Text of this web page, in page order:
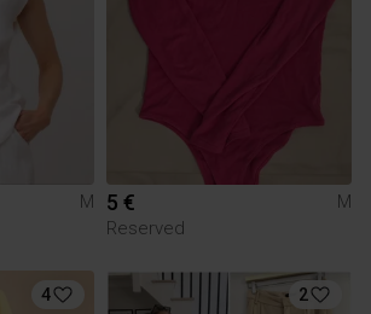
M 5 €
M
Reserved
4 2